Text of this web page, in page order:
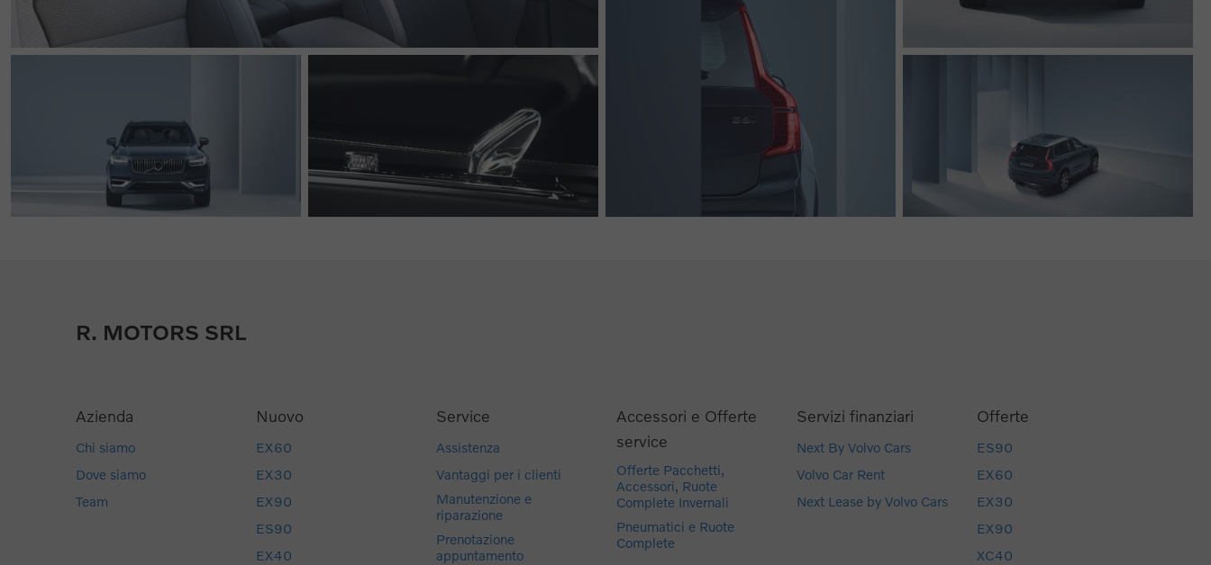
R. MOTORS SRL
Azienda
Chi siamo
Dove siamo
Team
Nuovo
EX60
EX30
EX90
ES90
EX40
Service
Assistenza
Vantaggi per i clienti
Manutenzione e
riparazione
Prenotazione
appuntamento
Accessori e Offerte
service
Offerte Pacchetti,
Accessori, Ruote
Complete Invernali
Pneumatici e Ruote
Complete
Servizi finanziari
Next By Volvo Cars
Volvo Car Rent
Next Lease by Volvo Cars
Offerte
ES90
EX60
EX30
EX90
XC40